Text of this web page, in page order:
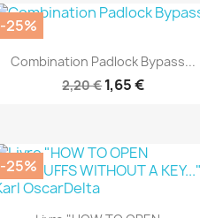
Aperçu rapide
Combination Padlock Bypass...
2,20 €1,65 €
-25%
-25%